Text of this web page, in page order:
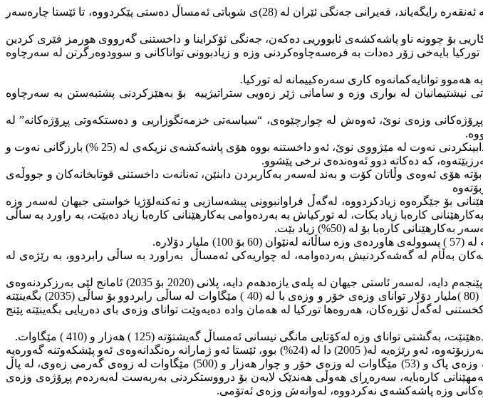
رۆژى چوارشەممە (2026/6/3) رەجەب تەیب لە رێڕەسمى کردنەوەى وەبەرهێنان لە بوارى وزەى نوێ لە ئەنقەرە رایگەیاند، قەیرانى جەنگى ئێران لە (28)ى شوباتى ئەمساڵ دەستى پێکردووە، تا ئێستا چارەسەر
بۆ چوونە ناو پاشەکشەى ئابووریى دەکەن، جەنگى ئۆکراینا و داخستنى گەرووى هورمز فێری کردین
بایەخى زۆر دەدات بە فرەسەچاوەکردنى وزە و زیادبوونى تواناکانى و سوودوەرگرتن لە سەرچاوە
توانایەکمانەوە کارى سەرەکییمانە لە تورکیا.
لە بوارى وزە و سامانى ژێر زەویى ستراتیژییە بۆ بەهێزکردنى پشتبەستن بە سەرچاوە
وزەى نوێ، ئەوەش لە چوارچێوەى، “سیاسەتى خزمەتگوزاریى و دەستکەوتى پڕۆژەکانە” لە
دەربارەى داخستنى گەرووى هورمزیش دەڵێت، داخستنى گەرووى هورمز بووە هۆى بڕینى گەورەترین دابینکردنى نەوت لە مێژووى نوێ، ئەو داخستنە بووە هۆى پاشەكشەی نزیکەى لە (25 %) بارزگانى نەوت و
هۆى ئەوەى وڵاتان کۆت و بەند لەسەر بەکاربردن دابنێن، تەنانەت داخستنى قوتابخانەکان و جووڵەى
بۆ جێگرەوە زیادکردووە، لەگەڵ فراوانبوونى پیشەسازیى و تەکنەلۆژیا خواستى جیهان لەسەر وزە
کارەبا زیاد بکات، لە تورکیاش بە بەردەوامى بەکارهێنانى کارەبا زیاد دەبێت، بە راورد بە ساڵى
بەڵام لە گەشەکردنیش بەردەوامە، لە چواریەکى ئەمساڵ بەراورد بە ساڵى رابردوو، بە رێژەى لە
سەرۆکى تورکیا لە درێژەى قسەکانى دەڵێت، تورکیا لەبوارى وزەى پاک لەسەر ئاستى ئەوروپا لە پلەى پێنجەم دایە، لەسەر ئاستى جیهان لە پلەى یازەدهەم دایە، پلانى (2020 بۆ 2035) ئامانج لێى بەرزکردنەوەى
پێگەى وڵاتەکەمانە لەو بوارە بەشێوەیەکى گەورەتر، تورکیا ئامانجیەتى لە رێگەى وەبەرهێنان بە نزیکەى (80 )ملیار دۆلار تواناى وزەى خۆر و وزەى با لە (40 ) مێگاوات لە ساڵى رابردوو بۆ ساڵى (2035) بگەینێتە
لەگەڵ تۆڕەکان، هەروەها تورکیا لە هەمان وادە دەیەوێت تواناى وزەى باى دەریایى بگەینێتە پێنج
سەرۆک کۆماریى تورکیا ئاماژەى بەوەش کرد، بەرهەمهێنانى کارەبا لە سەرچاوە نوێکان بۆ لە (43.3 %) بەرزبۆتەوە، ئەو رێژەیە لە( 2005) دا لە (24%) بوو، ئێستا ئەو ژمارانە رەنگدانەوەى ئەو پێشکەوتنە گەورەیە
“سەرچاوەى شانازییە” تورکیا لە بولرى وزە خاوەن توانای گەورەیە، کە دەگاتە (140) هەزار مێگاوات لە وزەى پاک و (53) مێگاوات لە وزەى خۆر و چوار هەزار و (500) مێگاوات لە زوەى گەرمى زەوى، لە پاڵ
کارەبایە، سەرەڕاى هەوڵى هەندێک لایەن بۆ درووستکردنى بەربەست لەبەردەم پڕۆژەى وزەى
وزە پاشەکشەى نەکردووە، لەوانەش وزەى ئەتۆمى.